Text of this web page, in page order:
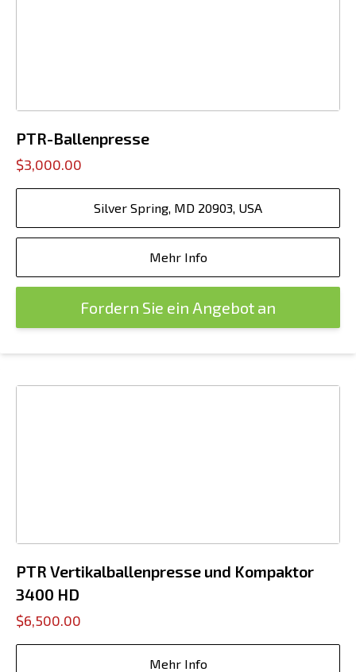
PTR-Ballenpresse
$3,000.00
Silver Spring, MD 20903, USA
Mehr Info
Fordern Sie ein Angebot an
PTR Vertikalballenpresse und Kompaktor
3400 HD
$6,500.00
Mehr Info